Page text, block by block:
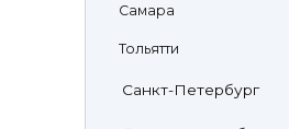
Самара
Тольятти
Санкт-Петербург